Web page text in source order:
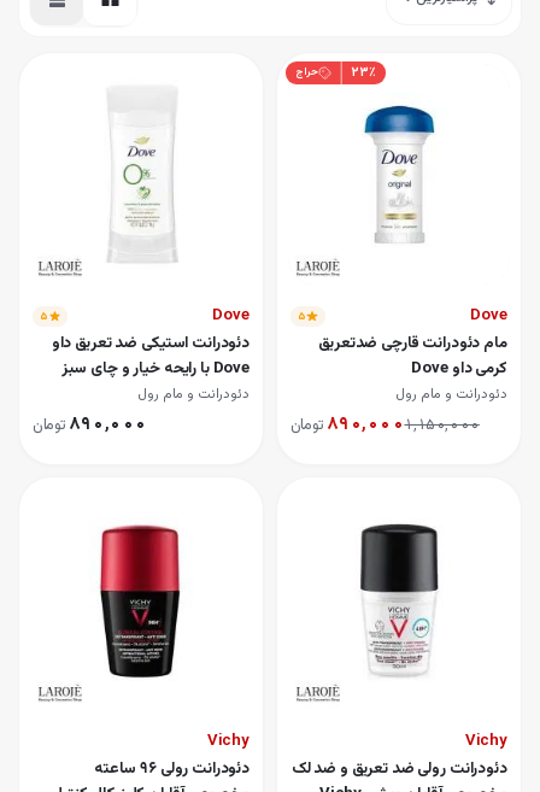
دئودرانت رولی 96 ساعته کلینیکال کنترل ویشی Vichy
دئودرانت رولی ضد تعریق و ضد استرس ویشی Vichy
اسپری دئودرانت ضد تعریق و ضد لک ویشی Vichy
۲۳٪ حراج
Dove ۵
مام دئودرانت قارچی ضدتعریق
کرمی داو Dove
دئودرانت و مام رول
۱٬۱۵۰٬۰۰۰۸۹۰٬۰۰۰ تومان
Dove ۵
دئودرانت استیکی ضد تعریق داو
Dove با رایحه خیار و چای سبز
دئودرانت و مام رول
۸۹۰٬۰۰۰ تومان
Vichy
دئودرانت رولی ضد تعریق و ضد لک
Vichy
دئودرانت رولی 96 ساعته